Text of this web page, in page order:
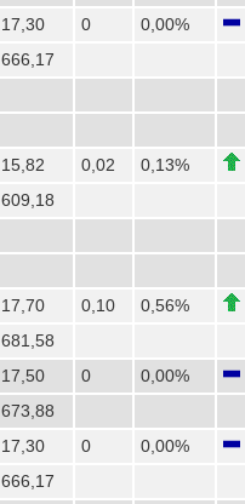
17,30 0
0,00%
666,17
15,82 0,02
0,13%
609,18
17,70 0,10
0,56%
681,58
17,50 0
0,00%
673,88
17,30 0
0,00%
666,17